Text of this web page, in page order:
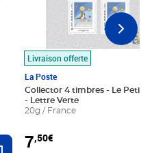
Ajouter au panier
Livraison offerte
La Poste
Collector 4 timbres - Le Petit
- Lettre Verte
20g / France
7,50€